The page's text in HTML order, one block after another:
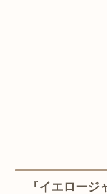
『イエロー